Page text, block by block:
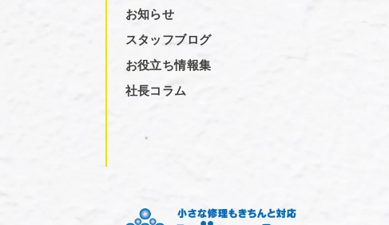
お知らせ
スタッフブログ
お役立ち情報集
社長コラム